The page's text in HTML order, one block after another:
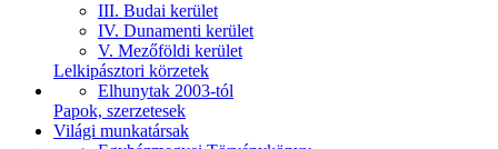
III. Budai kerület
IV. Dunamenti kerület
V. Mezőföldi kerület
Lelkipásztori körzetek
Elhunytak 2003-tól
Papok, szerzetesek
Világi munkatársak